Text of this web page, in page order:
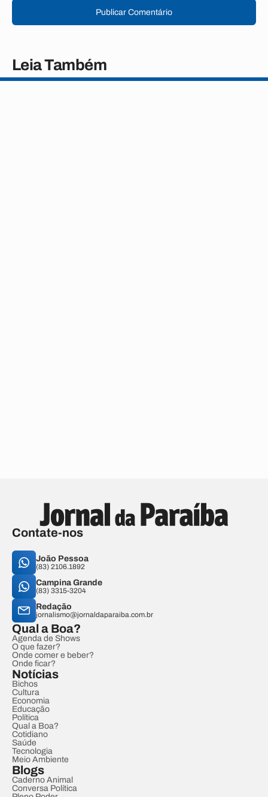
Publicar Comentário
Leia Também
Contate-nos
João Pessoa
(83) 2106.1892
Campina Grande
(83) 3315-3204
Redação
jornalismo@jornaldaparaiba.com.br
Qual a Boa?
Agenda de Shows
O que fazer?
Onde comer e beber?
Onde ficar?
Notícias
Bichos
Cultura
Economia
Educação
Política
Qual a Boa?
Cotidiano
Saúde
Tecnologia
Meio Ambiente
Blogs
Caderno Animal
Conversa Política